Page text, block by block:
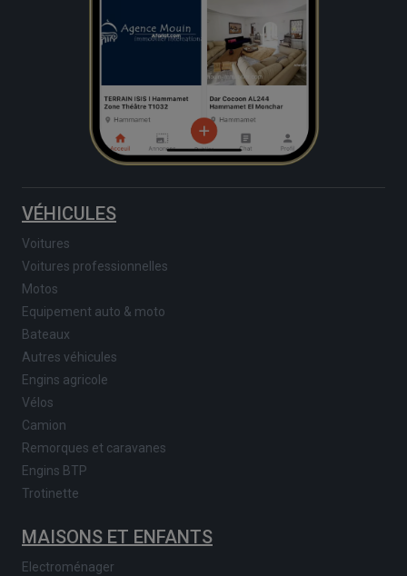
VÉHICULES
Voitures
Voitures professionnelles
Motos
Equipement auto & moto
Bateaux
Autres véhicules
Engins agricole
Vélos
Camion
Remorques et caravanes
Engins BTP
Trotinette
MAISONS ET ENFANTS
Electroménager